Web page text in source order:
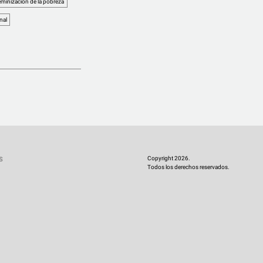
de la pobreza
Copyright 2026.
Todos los derechos reservados.